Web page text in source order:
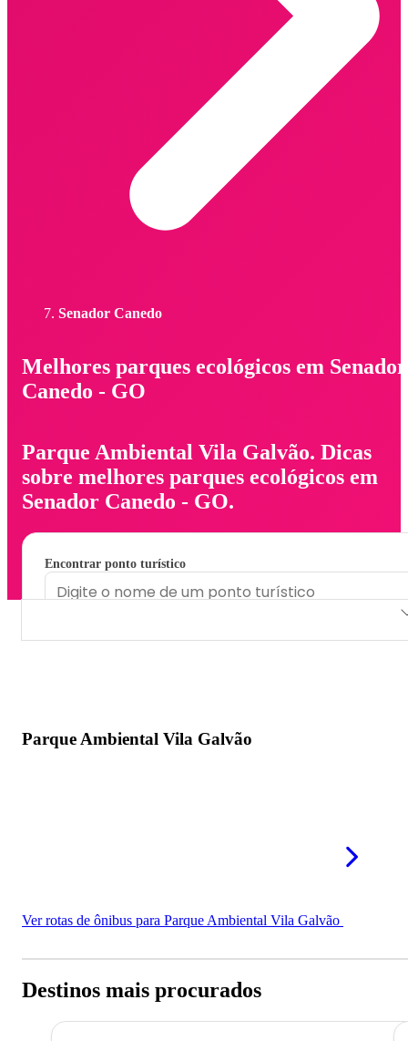
Senador Canedo
Melhores parques ecológicos em Senador
Canedo - GO
Parque Ambiental Vila Galvão. Dicas
sobre melhores parques ecológicos em
Senador Canedo - GO.
Encontrar ponto turístico
Parque Ambiental Vila Galvão
Ver rotas de ônibus para Parque Ambiental Vila Galvão
Destinos mais procurados